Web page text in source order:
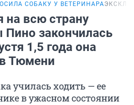
СОБАКУ У ВЕТЕРИНАРА
на всю страну
Пино закончилась
1,5 года она
Тюмени
училась ходить — ее
в ужасном состоянии